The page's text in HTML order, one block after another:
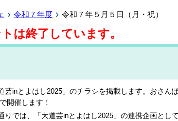
令和７年度 令和７年５月５日（月・祝）
は終了しています。
芸inとよはし2025」のチラシを掲載します。おさん
開催します！
りでは、「大道芸inとよはし2025」の連携企画とし